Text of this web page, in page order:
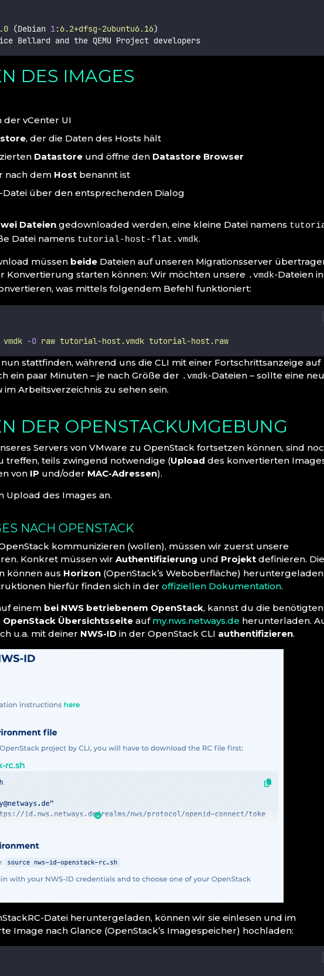
.0 (Debian 1:6.2+dfsg-2ubuntu6.16)
Bellard and the QEMU Project developers
DES IMAGES
der vCenter UI
, der die Daten des Hosts hält
Datastoreund öffne den Datastore Browser
nach dem Hostbenannt ist
-Datei über den entsprechenden Dialog
Dateien gedownloaded werden, eine kleine Datei namens
Datei namens tutorial-host-flat.vmdk.
müssen beide Dateien auf unseren Migrationsserver
Konvertierung starten können: Wir möchten unsere .vmdk-Dateien in
was mittels folgendem Befehl funktioniert:
vmdk -O raw tutorial-host.vmdk tutorial-host.raw
stattfinden, während uns die CLI mit einer Fortschrittsanzeige auf
ein paar Minuten – je nach Größe der .vmdk-Dateien – sollte eine
im Arbeitsverzeichnis zu sehen sein.
DER OPENSTACKUMGEBUNG
Servers von VMware zu OpenStack fortsetzen können, sind
treffen, teils zwingend notwendige (Upload des konvertierten
von IP und/oder MAC-Adressen).
Upload des Images an.
NACH OPENSTACK
kommunizieren (wollen), müssen wir zuerst unsere
Konkret müssen wirAuthentifizierung und Projekt definieren.
können aus Horizon (OpenStack’s Weboberfläche) heruntergeladen
hierfür finden sich in deroffiziellen Dokumentation.
einem bei NWS betriebenem OpenStack, kannst du die benötigten
OpenStack Übersichtsseiteauf my.nws.netways.de herunterladen.
u.a. mit deiner NWS-ID in der OpenStack CLI authentifizieren.
Datei heruntergeladen, können wir sie einlesen und im
Image nach Glance (OpenStack’s Imagespeicher) hochladen: